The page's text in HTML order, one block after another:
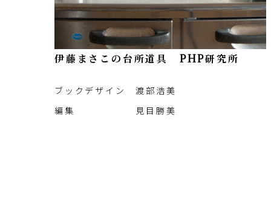
伊藤まさこの台所道具 PHP研究所
ブックデザイン 渡部浩美
編集 見目勝美